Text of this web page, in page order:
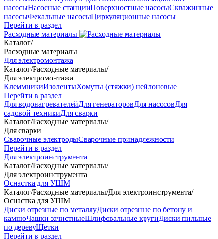
насосыНасосные станцииПоверхностные насосыСкважинные
насосыФекальные насосыЦиркуляционные насосы
Перейти в раздел
Расходные материалы
Каталог/
Расходные материалы
Для электромонтажа
Каталог/Расходные материалы/
Для электромонтажа
КлеммникиИзолентыХомуты (стяжки) нейлоновые
Перейти в раздел
Для водонагревателейДля генераторовДля насосовДля
садовой техникиДля сварки
Каталог/Расходные материалы/
Для сварки
Сварочные электродыСварочные принадлежности
Перейти в раздел
Для электроинструмента
Каталог/Расходные материалы/
Для электроинструмента
Оснастка для УШМ
Каталог/Расходные материалы/Для электроинструмента/
Оснастка для УШМ
Диски отрезные по металлуДиски отрезные по бетону и
камнюЧашки зачистныеШлифовальные кругиДиски пильные
по деревуЩетки
Перейти в раздел